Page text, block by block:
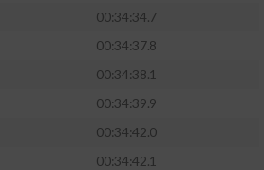
00:34:34.7
00:34:37.8
00:34:38.1
00:34:39.9
00:34:42.0
00:34:42.1